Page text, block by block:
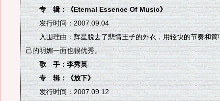
专 辑：《Eternal Essence Of Music》
发行时间：2007.09.04
入围理由：辉星脱去了悲情王子的外衣，用轻快的节奏和简
己的明媚一面也很优秀。
歌 手：李秀英
专 辑：《放下》
发行时间：2007.09.12